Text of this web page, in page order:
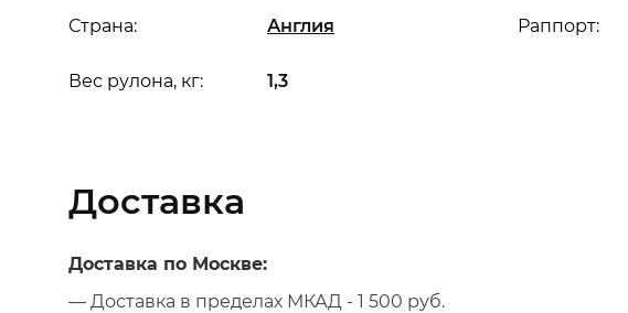
Вес рулона, кг: 1,3
Раппорт:
Страна: Англия
Доставка
Доставка по Москве:
— Доставка в пределах МКАД - 1 500 руб.